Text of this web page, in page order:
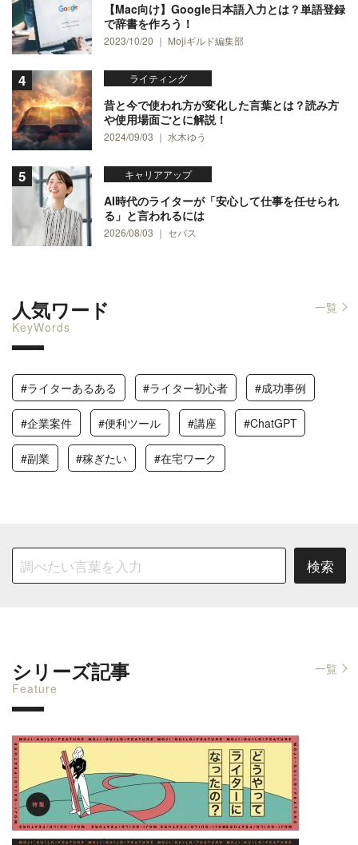
【Mac向け】Google日本語入力とは？単語登録
で辞書を作ろう！
2023/10/20 ｜ Mojiギルド編集部
ライティング
昔と今で使われ方が変化した言葉とは？読み方
や使用場面ごとに解説！
2024/09/03 ｜ 水木ゆう
キャリアアップ
AI時代のライターが「安心して仕事を任せられ
る」と言われるには
2026/08/03 ｜ セバス
人気ワード
KeyWords
一覧
#ライターあるある #ライター初心者 #成功事例
#企業案件 #便利ツール #講座 #ChatGPT
#副業 #稼ぎたい #在宅ワーク
シリーズ記事
Feature
一覧